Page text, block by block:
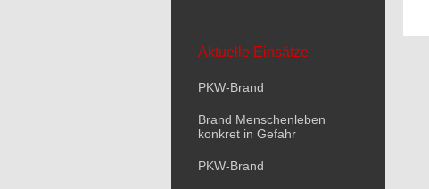
Aktuelle Einsätze
PKW-Brand
Brand Menschenleben
konkret in Gefahr
PKW-Brand